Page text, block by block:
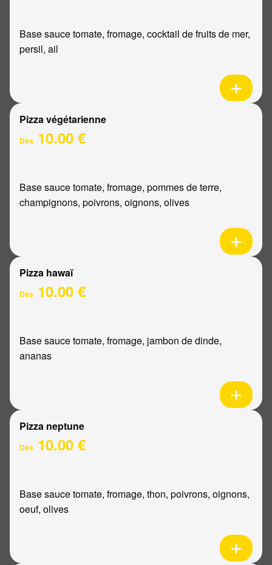
Base sauce tomate, fromage, cocktail de fruits de mer,
persil, ail
Pizza végétarienne
Dès 10.00 €
Base sauce tomate, fromage, pommes de terre,
champignons, poivrons, oignons, olives
Pizza hawaï
Dès 10.00 €
Base sauce tomate, fromage, jambon de dinde,
ananas
Pizza neptune
Dès 10.00 €
Base sauce tomate, fromage, thon, poivrons, oignons,
oeuf, olives